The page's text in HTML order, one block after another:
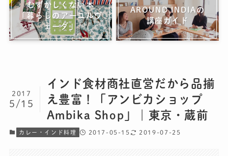
むずかしくない本
「暮らしのアーユルヴ
ェーダ」
AROUND INDIAの
講座ガイド
インド食材商社直営だから品揃
え豊富！「アンビカショップ
Ambika Shop」｜東京・蔵前
2017
5/15
カレー・インド料理 2017-05-15 2019-07-25